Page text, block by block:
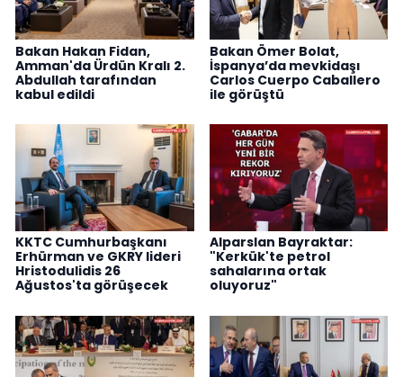
Bakan Hakan Fidan,
Amman'da Ürdün Kralı 2.
Abdullah tarafından
kabul edildi
Bakan Ömer Bolat,
İspanya’da mevkidaşı
Carlos Cuerpo Caballero
ile görüştü
KKTC Cumhurbaşkanı
Erhürman ve GKRY lideri
Hristodulidis 26
Ağustos'ta görüşecek
Alparslan Bayraktar:
"Kerkük'te petrol
sahalarına ortak
oluyoruz"